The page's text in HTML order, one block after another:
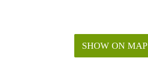
SHOW ON MAP